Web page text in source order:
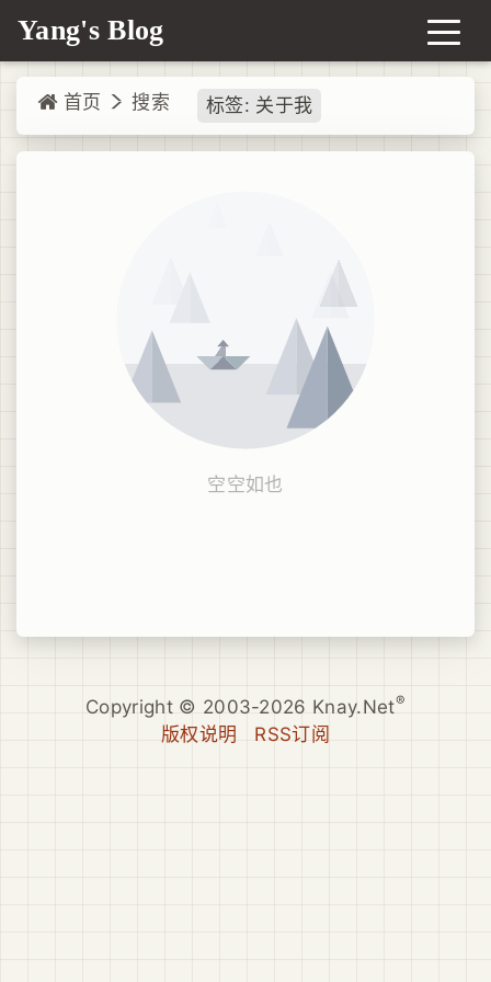
Yang's Blog
首页 搜索 标签: 关于我
空空如也
Copyright © 2003-2026 Knay.Net®
版权说明 RSS订阅